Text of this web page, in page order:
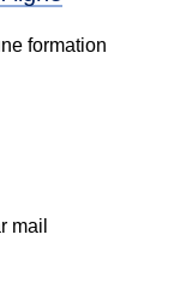
formation
mail